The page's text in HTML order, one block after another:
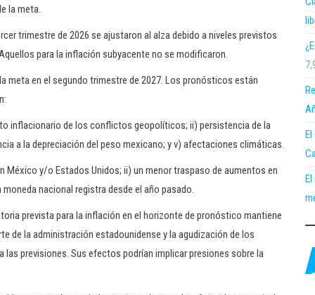
la meta.
trimestre de 2026 se ajustaron al alza debido a niveles previstos
para la inflación subyacente no se modificaron.
meta en el segundo trimestre de 2027. Los pronósticos están
inflacionario de los conflictos geopolíticos; ii) persistencia de la
a la depreciación del peso mexicano; y v) afectaciones climáticas.
México y/o Estados Unidos; ii) un menor traspaso de aumentos en
nacional registra desde el año pasado.
prevista para la inflación en el horizonte de pronóstico mantiene
de la administración estadounidense y la agudización de los
previsiones. Sus efectos podrían implicar presiones sobre la
El